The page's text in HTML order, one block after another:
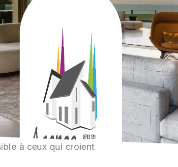
à ceux qui croient